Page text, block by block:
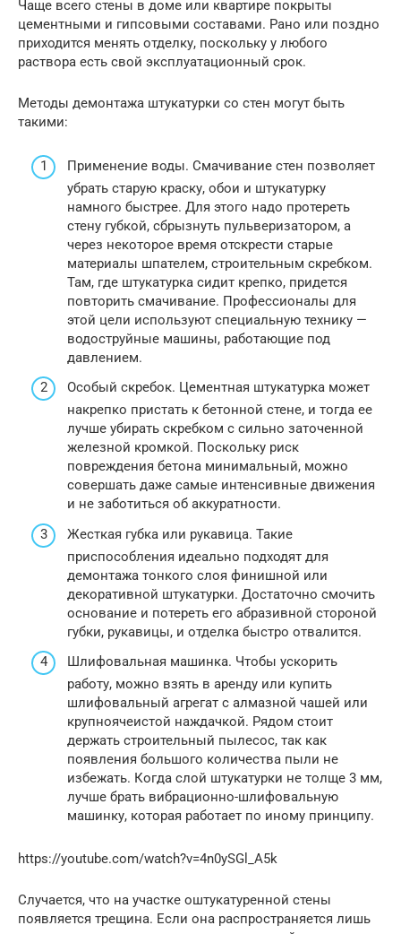
Чаще всего стены в доме или квартире покрыты
цементными и гипсовыми составами. Рано или поздно
приходится менять отделку, поскольку у любого
раствора есть свой эксплуатационный срок.
Методы демонтажа штукатурки со стен могут быть
такими:
Применение воды. Смачивание стен позволяет
убрать старую краску, обои и штукатурку
намного быстрее. Для этого надо протереть
стену губкой, сбрызнуть пульверизатором, а
через некоторое время отскрести старые
материалы шпателем, строительным скребком.
Там, где штукатурка сидит крепко, придется
повторить смачивание. Профессионалы для
этой цели используют специальную технику —
водоструйные машины, работающие под
давлением.
Особый скребок. Цементная штукатурка может
накрепко пристать к бетонной стене, и тогда ее
лучше убирать скребком с сильно заточенной
железной кромкой. Поскольку риск
повреждения бетона минимальный, можно
совершать даже самые интенсивные движения
и не заботиться об аккуратности.
Жесткая губка или рукавица. Такие
приспособления идеально подходят для
демонтажа тонкого слоя финишной или
декоративной штукатурки. Достаточно смочить
основание и потереть его абразивной стороной
губки, рукавицы, и отделка быстро отвалится.
Шлифовальная машинка. Чтобы ускорить
работу, можно взять в аренду или купить
шлифовальный агрегат с алмазной чашей или
крупноячеистой наждачкой. Рядом стоит
держать строительный пылесос, так как
появления большого количества пыли не
избежать. Когда слой штукатурки не толще 3 мм,
лучше брать вибрационно-шлифовальную
машинку, которая работает по иному принципу.
https://youtube.com/watch?v=4n0ySGl_A5k
Случается, что на участке оштукатуренной стены
появляется трещина. Если она распространяется лишь